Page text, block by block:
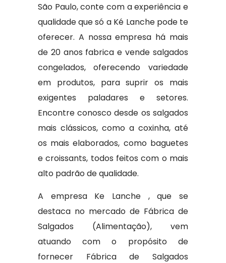
São Paulo, conte com a experiência e
qualidade que só a Ké Lanche pode te
oferecer. A nossa empresa há mais
de 20 anos fabrica e vende salgados
congelados, oferecendo variedade
em produtos, para suprir os mais
exigentes paladares e setores.
Encontre conosco desde os salgados
mais clássicos, como a coxinha, até
os mais elaborados, como baguetes
e croissants, todos feitos com o mais
alto padrão de qualidade.
A empresa Ke Lanche , que se
destaca no mercado de Fábrica de
Salgados (Alimentação), vem
atuando com o propósito de
fornecer Fábrica de Salgados